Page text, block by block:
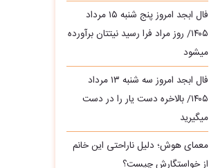
فال ابجد امروز پنج شنبه ۱۵ مرداد
۱۴۰۵/ روز مراد فرا رسید نیتتان برآورده
میشود
فال ابجد امروز سه‌ شنبه ۱۳ مرداد
۱۴۰۵/ بالاخره دست یار را در دست
میگیرید
معمای هوش؛ دلیل ناراحتی این خانم
از خواستگارش چیست؟